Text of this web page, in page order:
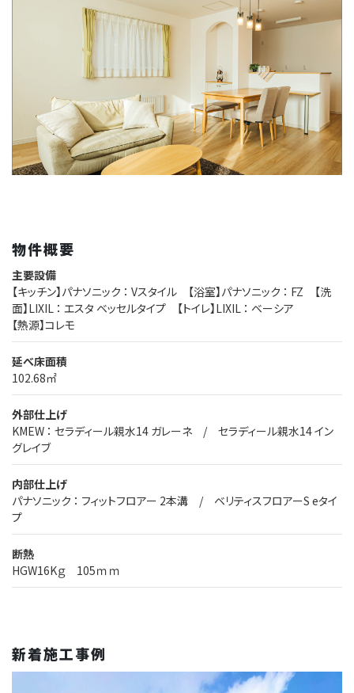
物件概要
主要設備
【キッチン】パナソニック ： Vスタイル 【浴室】パナソニック ： FZ 【洗
面】LIXIL ： エスタ ベッセルタイプ 【トイレ】LIXIL ： ベーシア
【熱源】コレモ
延べ床面積
102.68㎡
外部仕上げ
KMEW ： セラディール親水14 ガレーネ / セラディール親水14 イン
グレイブ
内部仕上げ
パナソニック ： フィットフロアー 2本溝 / ベリティスフロアーS eタイ
プ
断熱
HGW16Kｇ 105ｍｍ
新着施工事例